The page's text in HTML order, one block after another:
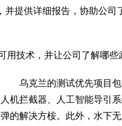
提供详细报告，协助公司
技术，并让公司了解哪些
乌克兰的测试优先项目
人机拦截器、人工智能导引
弹的解决方桉。此外，水下